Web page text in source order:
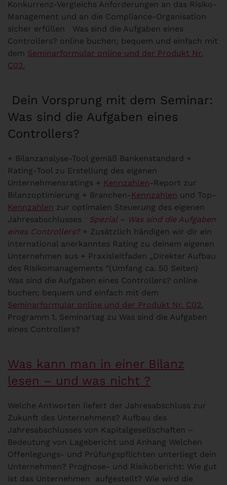
Konkurrenz-Vergleichs Anforderungen an das Risiko-
Management und an die Compliance-Organisation
sicher erfüllen Was sind die Aufgaben eines
Controllers? online buchen; bequem und einfach mit
dem Seminarformular online und der Produkt Nr.
C02.
Dein Vorsprung mit dem Seminar:
Was sind die Aufgaben eines
Controllers?
+ Bilanzanalyse-Tool gemäß Bankenstandard +
Rating-Tool zu Erstellung des eigenen
Unternehmensratings + Kennzahlen-Report zur
Bilanzoptimierung + Branchen- Kennzahlen und Top-
Kennzahlen zur optimalen Steuerung des eigenen
Jahresabschlusses
Spezial – Was sind die Aufgaben
eines Controllers?+ Zusätzlich händigen wir dir ein
international anerkanntes Rating zu deinem eigenen
Unternehmen aus + Praxisleitfaden „Direkter Aufbau
des Risikomanagements “(Umfang ca. 50 Seiten)
Was sind die Aufgaben eines Controllers? online
buchen; bequem und einfach mit dem
Seminarformular online und der Produkt Nr. C02.
Programm 1. Seminartag zu Was sind die Aufgaben
eines Controllers?
Was kann man in einer Bilanz
lesen – und was nicht ?
Welche Antworten liefert der Jahresabschluss zur
Zukunft des Unternehmens? Aufbau des
Jahresabschlusses von Kapitalgesellschaften –
Bedeutung von Lagebericht und Anhang Welchen
Offenlegungs- und Prüfungspflichten unterliegt dein
Unternehmen? Prognose- und Risikobericht: Wie gut
ist das Unternehmen aufgestellt? Wie wird die